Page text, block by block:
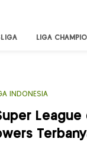
LIGA
INDONESIA
League